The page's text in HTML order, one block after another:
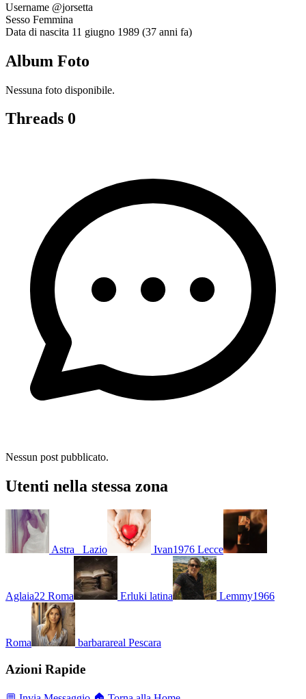
Username @jorsetta
Sesso Femmina
Data di nascita 11 giugno 1989 (37 anni fa)
Album Foto
Nessuna foto disponibile.
Threads 0
Nessun post pubblicato.
Utenti nella stessa zona
Astra_ Lazio Ivan1976 Lecce
Aglaia22 Roma Erluki latina Lemmy1966
Roma barbarareal Pescara
Azioni Rapide